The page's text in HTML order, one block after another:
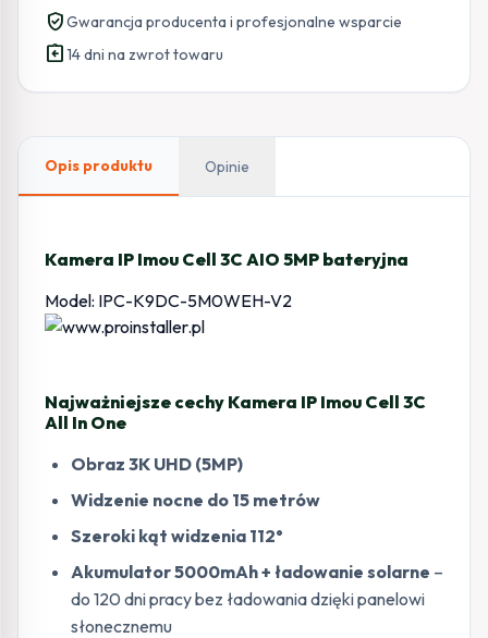
3C
AIO
verified_userGwarancja producenta i profesjonalne wsparcie
assignment_return14 dni na zwrot towaru
Opis produktu Opinie
Kamera IP Imou Cell 3C AIO 5MP bateryjna
Model: IPC-K9DC-5M0WEH-V2
Najważniejsze cechy Kamera IP Imou Cell 3C
All In One
Obraz 3K UHD (5MP)
Widzenie nocne do 15 metrów
Szeroki kąt widzenia 112°
Akumulator 5000mAh + ładowanie solarne –
do 120 dni pracy bez ładowania dzięki panelowi
słonecznemu